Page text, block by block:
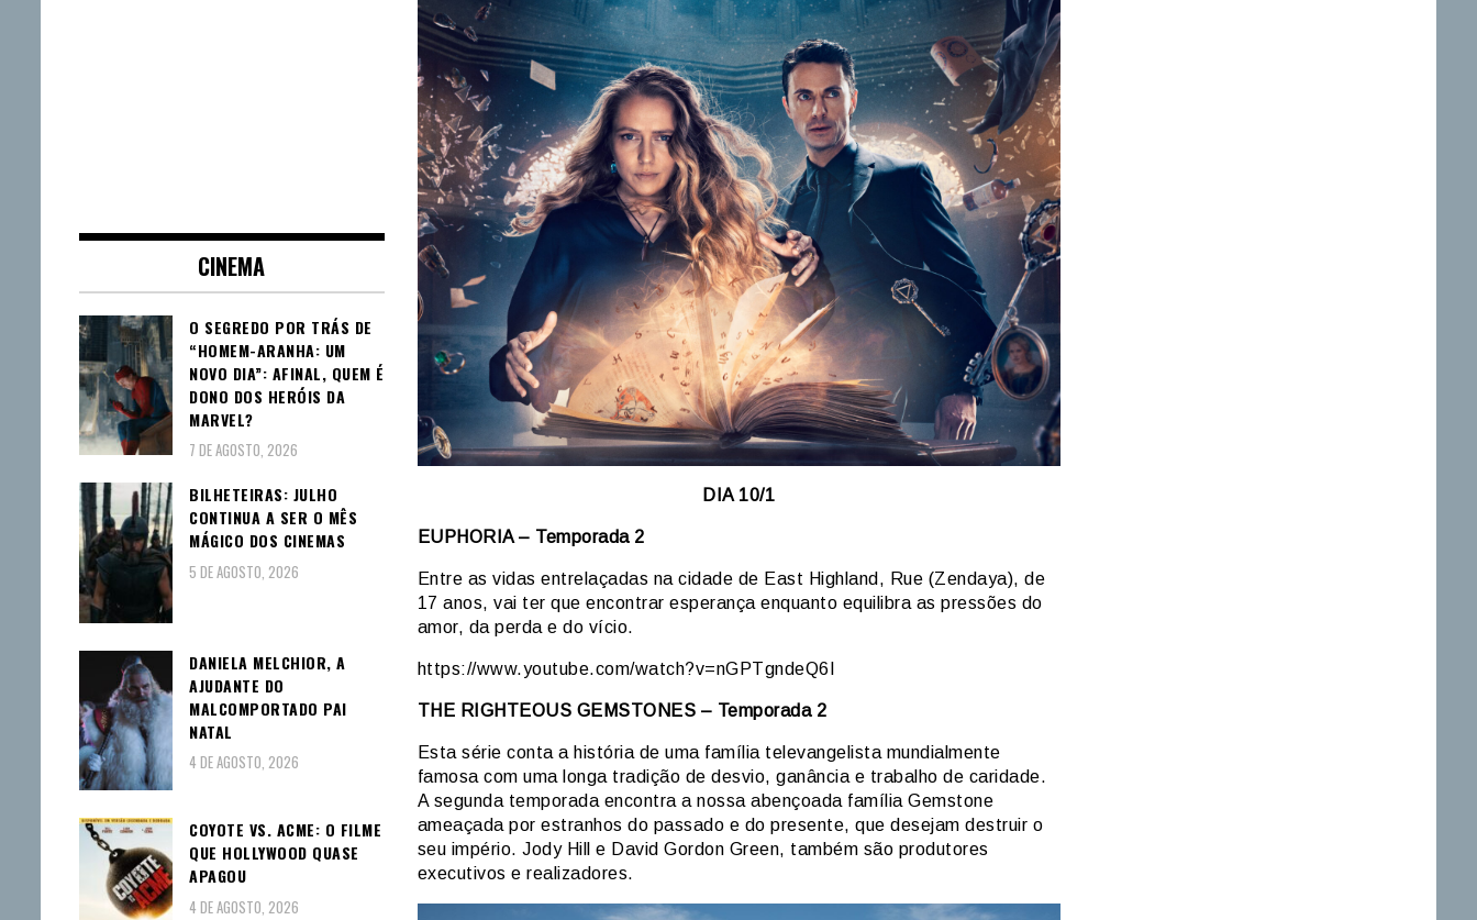
DIA 10/1
EUPHORIA – Temporada 2
Entre as vidas entrelaçadas na cidade de East Highland, Rue (Zendaya), de
17 anos, vai ter que encontrar esperança enquanto equilibra as pressões do
amor, da perda e do vício.
https://www.youtube.com/watch?v=nGPTgndeQ6I
THE RIGHTEOUS GEMSTONES – Temporada 2
Esta série conta a história de uma família televangelista mundialmente
famosa com uma longa tradição de desvio, ganância e trabalho de caridade.
A segunda temporada encontra a nossa abençoada família Gemstone
ameaçada por estranhos do passado e do presente, que desejam destruir o
seu império. Jody Hill e David Gordon Green, também são produtores
executivos e realizadores.
CINEMA
O SEGREDO POR TRÁS DE
“HOMEM-ARANHA: UM
NOVO DIA”: AFINAL, QUEM É
DONO DOS HERÓIS DA
MARVEL?
7 DE AGOSTO, 2026
BILHETEIRAS: JULHO
CONTINUA A SER O MÊS
MÁGICO DOS CINEMAS
5 DE AGOSTO, 2026
DANIELA MELCHIOR, A
AJUDANTE DO
MALCOMPORTADO PAI
NATAL
4 DE AGOSTO, 2026
COYOTE VS. ACME: O FILME
QUE HOLLYWOOD QUASE
APAGOU
4 DE AGOSTO, 2026